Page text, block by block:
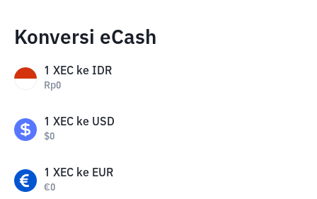
Konversi eCash
1 XEC ke IDR
Rp0
1 XEC ke USD
$0
1 XEC ke EUR
€0